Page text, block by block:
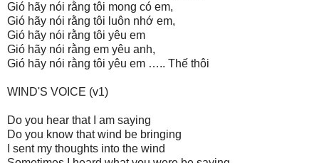
Gió hãy nói rằng tôi mong có em,
Gió hãy nói rằng tôi luôn nhớ em,
Gió hãy nói rằng tôi yêu em
Gió hãy nói rằng em yêu anh,
Gió hãy nói rằng tôi yêu em ….. Thế thôi
WIND'S VOICE (v1)
Do you hear that I am saying
Do you know that wind be bringing
I sent my thoughts into the wind